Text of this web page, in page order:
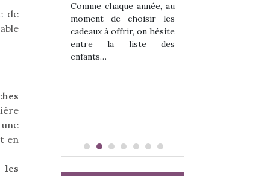
de
en
les
jeu !
la glisse
et même
Comme chaque année, au
moment de choisir les
cadeaux à offrir, on hésite
entre la liste des
enfants…